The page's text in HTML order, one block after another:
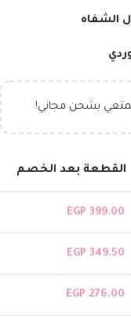
الشفاه
بشحن مجاني!
القطعة بعد الخصم
399.00
EGP
349.50
EGP
276.00
EGP